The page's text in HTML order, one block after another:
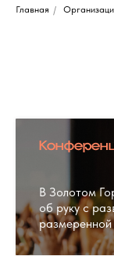
Главная /
В Золотом
об руку с